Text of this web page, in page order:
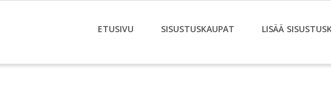
ETUSIVU SISUSTUSKAUPAT LISÄÄ